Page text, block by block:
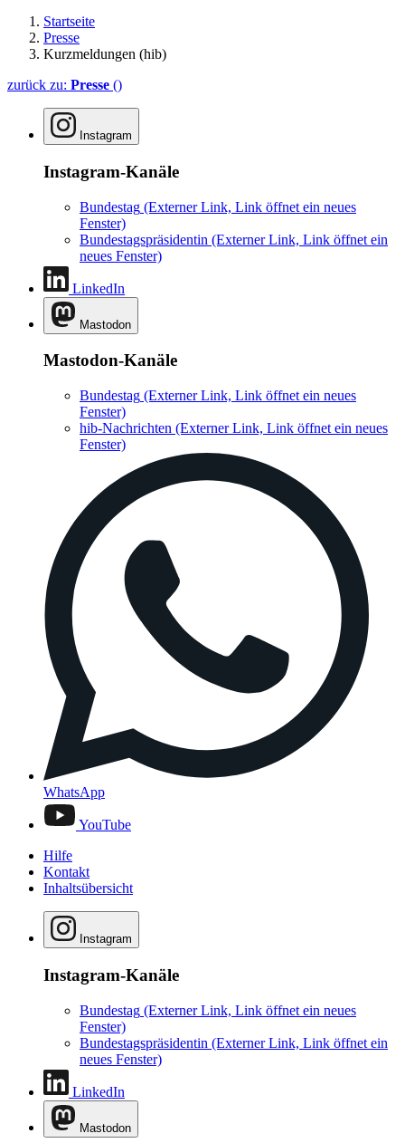
Startseite
Presse
Kurzmeldungen (hib)
zurück zu: Presse ()
Instagram
Instagram-Kanäle
Bundestag (Externer Link, Link öffnet ein neues
Fenster)
Bundestagspräsidentin (Externer Link, Link öffnet ein
neues Fenster)
LinkedIn
Mastodon
Mastodon-Kanäle
Bundestag (Externer Link, Link öffnet ein neues
Fenster)
hib-Nachrichten (Externer Link, Link öffnet ein neues
Fenster)
WhatsApp
YouTube
Hilfe
Kontakt
Inhaltsübersicht
Instagram
Instagram-Kanäle
Bundestag (Externer Link, Link öffnet ein neues
Fenster)
Bundestagspräsidentin (Externer Link, Link öffnet ein
neues Fenster)
LinkedIn
Mastodon